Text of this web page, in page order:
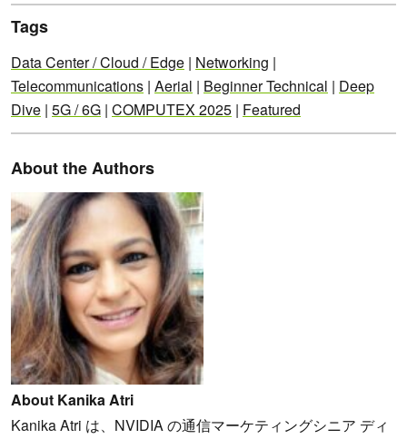
Tags
Data Center / Cloud / Edge | Networking |
Telecommunications | Aerial | Beginner Technical | Deep
Dive | 5G / 6G | COMPUTEX 2025 | Featured
About the Authors
About Kanika Atri
Kanika Atri は、NVIDIA の通信マーケティングシニア ディ